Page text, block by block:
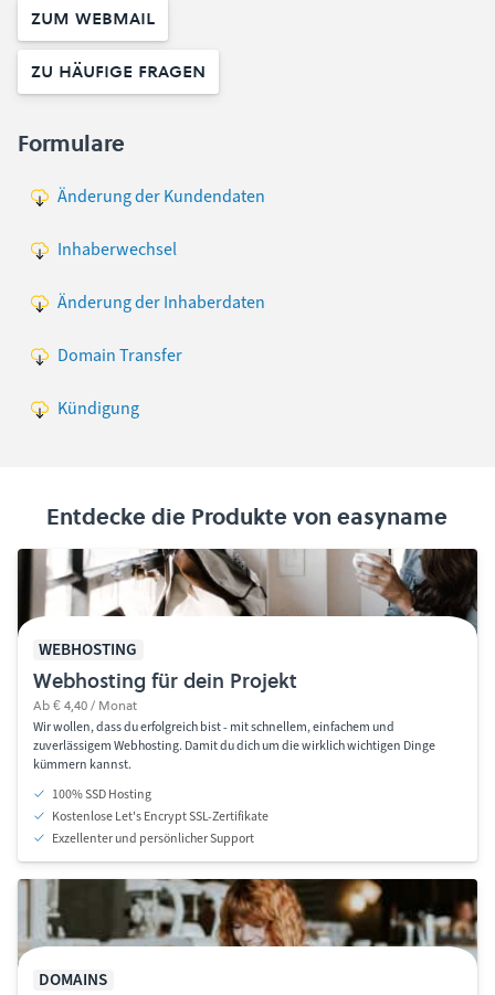
Zum Webmail
Zu Häufige Fragen
Formulare
Änderung der Kundendaten
Inhaberwechsel
Änderung der Inhaberdaten
Domain Transfer
Kündigung
Entdecke die Produkte von easyname
WEBHOSTING
Webhosting für dein Projekt
Ab € 4,40 / Monat
Wir wollen, dass du erfolgreich bist - mit schnellem, einfachem und
zuverlässigem Webhosting. Damit du dich um die wirklich wichtigen Dinge
kümmern kannst.
100% SSD Hosting
Kostenlose Let's Encrypt SSL-Zertifikate
Exzellenter und persönlicher Support
DOMAINS